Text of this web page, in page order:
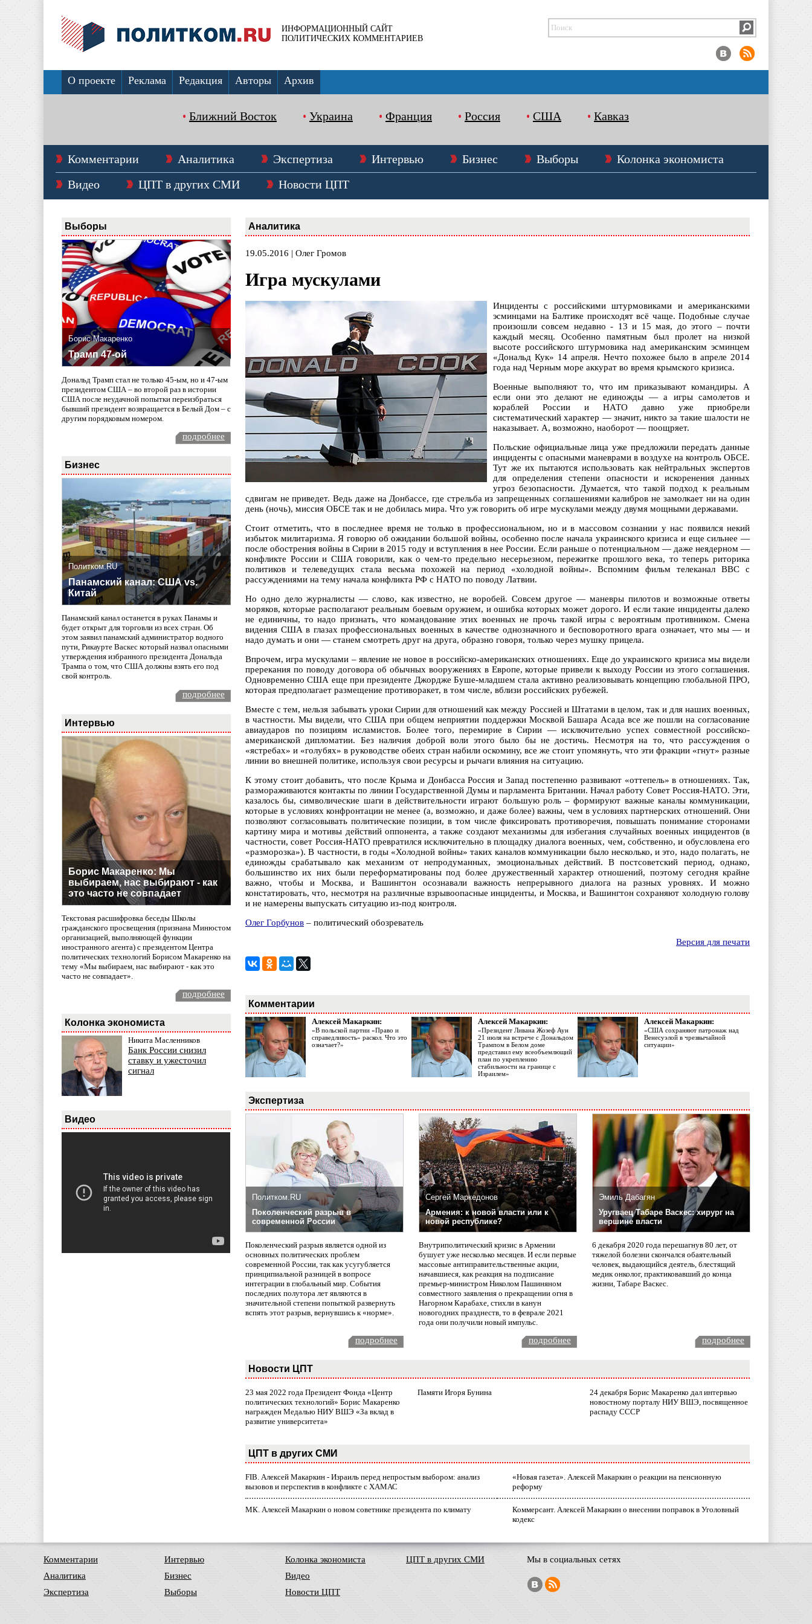
ИНФОРМАЦИОННЫЙ САЙТ
ПОЛИТИЧЕСКИХ КОММЕНТАРИЕВ
О проекте Реклама Редакция Авторы Архив
Ближний Восток Украина Франция Россия США Кавказ
Комментарии Аналитика Экспертиза Интервью Бизнес Выборы
Колонка экономиста
Видео
ЦПТ в других СМИ Новости ЦПТ
Выборы
Борис Макаренко
Трамп 47-ой
Дональд Трамп стал не только 45-ым, но и 47-ым
президентом США – во второй раз в истории
США после неудачной попытки переизбраться
бывший президент возвращается в Белый Дом – с
другим порядковым номером.
подробнее
Бизнес
Политком.RU
Панамский канал: США vs.
Китай
Панамский канал останется в руках Панамы и
будет открыт для торговли из всех стран. Об
этом заявил панамский администратор водного
пути, Рикаурте Васкес который назвал опасными
утверждения избранного президента Дональда
Трампа о том, что США должны взять его под
свой контроль.
подробнее
Интервью
Борис Макаренко: Мы
выбираем, нас выбирают - как
это часто не совпадает
Текстовая расшифровка беседы Школы
гражданского просвещения (признана Минюстом
организацией, выполняющей функции
иностранного агента) с президентом Центра
политических технологий Борисом Макаренко на
тему «Мы выбираем, нас выбирают - как это
часто не совпадает».
подробнее
Колонка экономиста
Никита Масленников
Банк России снизил
ставку и ужесточил
сигнал
Видео
Аналитика
19.05.2016 | Олег Громов
Игра мускулами
Инциденты с российскими штурмовиками и американскими
эсминцами на Балтике происходят всё чаще. Подобные случае
произошли совсем недавно - 13 и 15 мая, до этого – почти
каждый месяц. Особенно памятным был пролет на низкой
высоте российского штурмовика над американским эсминцем
«Дональд Кук» 14 апреля. Нечто похожее было в апреле 2014
года над Черным море аккурат во время крымского кризиса.
Военные выполняют то, что им приказывают командиры. А
если они это делают не единожды — а игры самолетов и
кораблей России и НАТО давно уже приобрели
систематический характер — значит, никто за такие шалости не
наказывает. А, возможно, наоборот — поощряет.
Польские официальные лица уже предложили передать данные
инциденты с опасными маневрами в воздухе на контроль ОБСЕ.
Тут же их пытаются использовать как нейтральных экспертов
для определения степени опасности и искоренения данных
угроз безопасности. Думается, что такой подход к реальным
сдвигам не приведет. Ведь даже на Донбассе, где стрельба из запрещенных соглашениями калибров не замолкает ни на один
день (ночь), миссия ОБСЕ так и не добилась мира. Что уж говорить об игре мускулами между двумя мощными державами.
Стоит отметить, что в последнее время не только в профессиональном, но и в массовом сознании у нас появился некий
избыток милитаризма. Я говорю об ожидании большой войны, особенно после начала украинского кризиса и еще сильнее —
после обострения войны в Сирии в 2015 году и вступления в нее России. Если раньше о потенциальном — даже неядерном —
конфликте России и США говорили, как о чем-то предельно несерьезном, пережитке прошлого века, то теперь риторика
политиков и телеведущих стала весьма похожей на период «холодной войны». Вспомним фильм телеканал ВВС с
рассуждениями на тему начала конфликта РФ с НАТО по поводу Латвии.
Но одно дело журналисты — слово, как известно, не воробей. Совсем другое — маневры пилотов и возможные ответы
моряков, которые располагают реальным боевым оружием, и ошибка которых может дорого. И если такие инциденты далеко
не единичны, то надо признать, что командование этих военных не прочь такой игры с вероятным противником. Смена
видения США в глазах профессиональных военных в качестве однозначного и бесповоротного врага означает, что мы — и
надо думать и они — станем смотреть друг на друга, образно говоря, только через мушку прицела.
Впрочем, игра мускулами – явление не новое в российско-американских отношениях. Еще до украинского кризиса мы видели
пререкания по поводу договора об обычных вооружениях в Европе, которые привели к выходу России из этого соглашения.
Одновременно США еще при президенте Джордже Буше-младшем стала активно реализовывать концепцию глобальной ПРО,
которая предполагает размещение противоракет, в том числе, вблизи российских рубежей.
Вместе с тем, нельзя забывать уроки Сирии для отношений как между Россией и Штатами в целом, так и для наших военных,
в частности. Мы видели, что США при общем неприятии поддержки Москвой Башара Асада все же пошли на согласование
авиаударов по позициям исламистов. Более того, перемирие в Сирии — исключительно успех совместной российско-
американской дипломатии. Без наличия доброй воли этого было бы не достичь. Несмотря на то, что рассуждения о
«ястребах» и «голубях» в руководстве обеих стран набили оскомину, все же стоит упомянуть, что эти фракции «гнут» разные
линии во внешней политике, используя свои ресурсы и рычаги влияния на ситуацию.
К этому стоит добавить, что после Крыма и Донбасса Россия и Запад постепенно развивают «оттепель» в отношениях. Так,
размораживаются контакты по линии Государственной Думы и парламента Британии. Начал работу Совет Россия-НАТО. Эти,
казалось бы, символические шаги в действительности играют большую роль – формируют важные каналы коммуникации,
которые в условиях конфронтации не менее (а, возможно, и даже более) важны, чем в условиях партнерских отношений. Они
позволяют согласовывать политические позиции, в том числе фиксировать противоречия, повышать понимание сторонами
картину мира и мотивы действий оппонента, а также создают механизмы для избегания случайных военных инцидентов (в
частности, совет Россия-НАТО превратился исключительно в площадку диалога военных, чем, собственно, и обусловлена его
«разморозка»). В частности, в годы «Холодной войны» таких каналов коммуникации было несколько, и это, надо полагать, не
единожды срабатывало как механизм от непродуманных, эмоциональных действий. В постсоветский период, однако,
большинство их них были переформатированы под более дружественный характер отношений, поэтому сегодня крайне
важно, чтобы и Москва, и Вашингтон осознавали важность непрерывного диалога на разных уровнях. И можно
констатировать, что, несмотря на различные взрывоопасные инциденты, и Москва, и Вашингтон сохраняют холодную голову
и не намерены выпускать ситуацию из-под контроля.
Олег Горбунов – политический обозреватель
Версия для печати
Комментарии
Алексей Макаркин:
«В польской партии «Право и
справедливость» раскол. Что это
означает?»
Алексей Макаркин:
«Президент Ливана Жозеф Аун
21 июля на встрече с Дональдом
Трампом в Белом доме
представил ему всеобъемлющий
план по укреплению
стабильности на границе с
Израилем»
Алексей Макаркин:
«США сохраняют патронаж над
Венесуэлой в чрезвычайной
ситуации»
Экспертиза
Политком.RU
Поколенческий разрыв в
современной России
Поколенческий разрыв является одной из
основных политических проблем
современной России, так как усугубляется
принципиальной разницей в вопросе
интеграции в глобальный мир. События
последних полутора лет являются в
значительной степени попыткой развернуть
вспять этот разрыв, вернувшись к «норме».
Сергей Маркедонов
Армения: к новой власти или к
новой республике?
Внутриполитический кризис в Армении
бушует уже несколько месяцев. И если первые
массовые антиправительственные акции,
начавшиеся, как реакция на подписание
премьер-министром Николом Пашиняном
совместного заявления о прекращении огня в
Нагорном Карабахе, стихли в канун
новогодних празднеств, то в феврале 2021
года они получили новый импульс.
Эмиль Дабагян
Уругваец Табаре Васкес: хирург на
вершине власти
6 декабря 2020 года перешагнув 80 лет, от
тяжелой болезни скончался обаятельный
человек, выдающийся деятель, блестящий
медик онколог, практиковавший до конца
жизни, Табаре Васкес.
подробнее подробнее подробнее
Новости ЦПТ
23 мая 2022 года Президент Фонда «Центр
политических технологий» Борис Макаренко
награжден Медалью НИУ ВШЭ «За вклад в
развитие университета»
Памяти Игоря Бунина
24 декабря Борис Макаренко дал интервью
новостному порталу НИУ ВШЭ, посвященное
распаду СССР
ЦПТ в других СМИ
FIB. Алексей Макаркин - Израиль перед непростым выбором: анализ
вызовов и перспектив в конфликте с ХАМАС
«Новая газета». Алексей Макаркин о реакции на пенсионную
реформу
МК. Алексей Макаркин о новом советнике президента по климату
Коммерсант. Алексей Макаркин о внесении поправок в Уголовный
кодекс
Комментарии
Аналитика
Экспертиза
Интервью
Бизнес
Выборы
Колонка экономиста
Видео
Новости ЦПТ
ЦПТ в других СМИ Мы в социальных сетях